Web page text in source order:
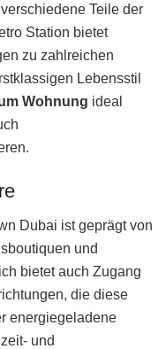
Teile der
Station bietet
zu zahlreichen
Lebensstil
Wohnung ideal
Dubai ist geprägt von
und
bietet auch Zugang
die diese
energiegeladene
und